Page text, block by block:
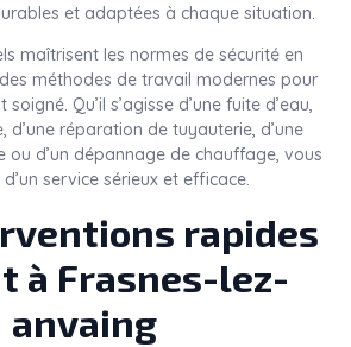
et adaptées à chaque situation.
maîtrisent les normes de sécurité en
méthodes de travail modernes pour
Qu’il s’agisse d’une fuite d’eau,
d’une réparation de tuyauterie, d’une
ou d’un dépannage de chauffage, vous
service sérieux et efficace.
rapides
à Frasnes-lez-
anvaing